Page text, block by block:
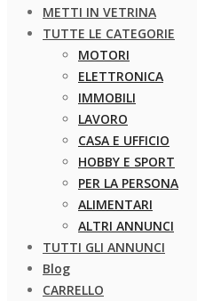
METTI IN VETRINA
TUTTE LE CATEGORIE
MOTORI
ELETTRONICA
IMMOBILI
LAVORO
CASA E UFFICIO
HOBBY E SPORT
PER LA PERSONA
ALIMENTARI
ALTRI ANNUNCI
TUTTI GLI ANNUNCI
Blog
CARRELLO